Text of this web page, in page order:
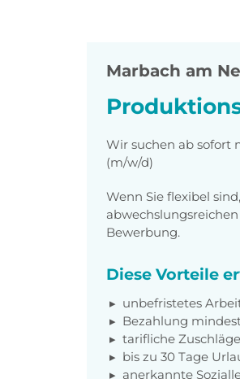
Marbach am
Wir suchen ab sofort
(m/w/d)
Wenn Sie flexibel
Bewerbung.
Diese Vorteile
unbefristetes
Bezahlung
tarifliche
bis zu 30 Tage
anerkannte